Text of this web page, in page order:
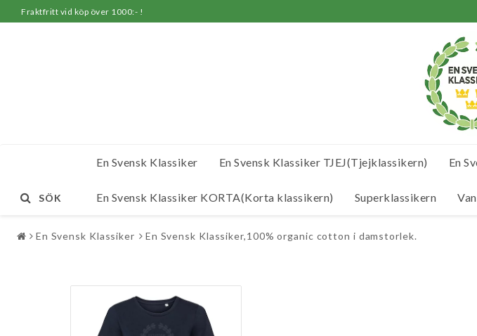
Fraktfritt vid köp över 1000:- !
En Svensk Klassiker En Svensk Klassiker TJEJ(Tjejklassikern) En
En Svensk Klassiker KORTA(Korta klassikern) Superklassikern
SÖK
En Svensk Klassiker En Svensk Klassiker,100% organic cotton i damstorlek.